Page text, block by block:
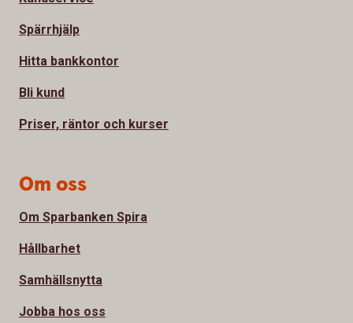
Spärrhjälp
Hitta bankkontor
Bli kund
Priser, räntor och kurser
Om oss
Om Sparbanken Spira
Hållbarhet
Samhällsnytta
Jobba hos oss